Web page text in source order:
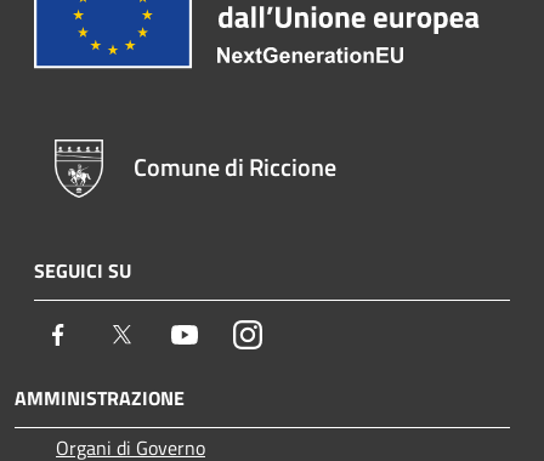
Comune di Riccione
SEGUICI SU
Facebook Twitter YoutubeInstagram
AMMINISTRAZIONE
Organi di Governo